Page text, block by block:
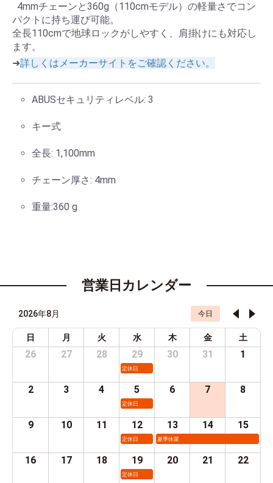
4mmチェーンと360g（110cmモデル）の軽量さでコン
パクトに持ち運び可能。
全長110cmで地球ロックがしやすく、肩掛けにも対応し
ます。
➜詳しくはメーカーサイトをご確認ください。
ABUSセキュリティレベル: 3
キー式
全長: 1,100mm
チェーン厚さ: 4mm
重量:360 g
営業日カレンダー
2026年8月 今日
日 月 火 水 木 金 土
26 27 28 29
定休日
30 31 1
2 3 4 5
定休日
6 7 8
9 10 11 12
定休日
13
夏季休業
14 15
16 17 18 19
定休日
20 21 22